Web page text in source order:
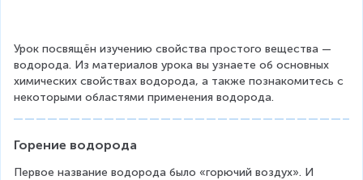
Урок посвящён изучению свойства простого вещества —
водорода. Из материалов урока вы узнаете об основных
химических свойствах водорода, а также познакомитесь с
некоторыми областями применения водорода.
Горение водорода
Первое название водорода было «горючий воздух». И